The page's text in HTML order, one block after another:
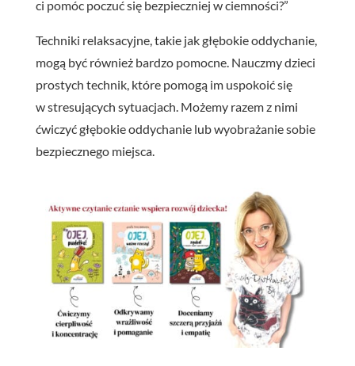
ci pomóc poczuć się bezpieczniej w ciemności?”
Techniki relaksacyjne, takie jak głębokie oddychanie,
mogą być również bardzo pomocne. Nauczmy dzieci
prostych technik, które pomogą im uspokoić się
w stresujących sytuacjach. Możemy razem z nimi
ćwiczyć głębokie oddychanie lub wyobrażanie sobie
bezpiecznego miejsca.